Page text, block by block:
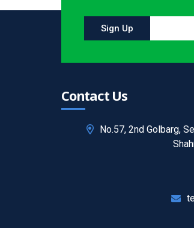
Sign Up
Contact Us
No.57, 2nd Golbarg,